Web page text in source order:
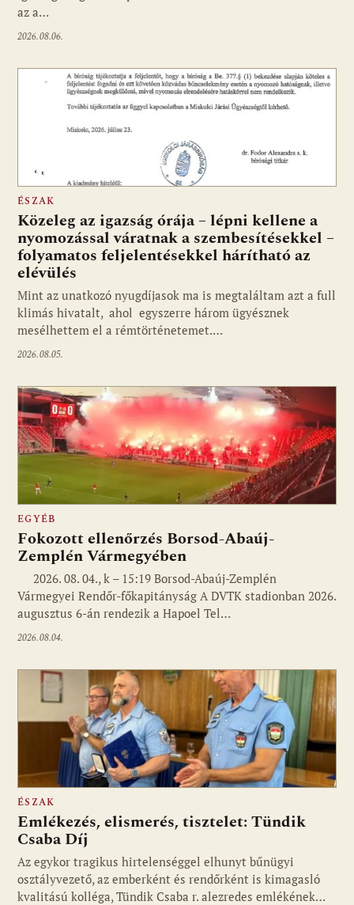
az a…
2026.08.06.
ÉSZAK
Közeleg az igazság órája – lépni kellene a
nyomozással váratnak a szembesítésekkel –
folyamatos feljelentésekkel hárítható az
elévülés
Mint az unatkozó nyugdíjasok ma is megtaláltam azt a full
klimás hivatalt, ahol egyszerre három ügyésznek
mesélhettem el a rémtörténetemet.…
2026.08.05.
EGYÉB
Fokozott ellenőrzés Borsod-Abaúj-
Zemplén Vármegyében
2026. 08. 04., k – 15:19 Borsod-Abaúj-Zemplén
Vármegyei Rendőr-főkapitányság A DVTK stadionban 2026.
augusztus 6-án rendezik a Hapoel Tel…
2026.08.04.
ÉSZAK
Emlékezés, elismerés, tisztelet: Tündik
Csaba Díj
Az egykor tragikus hirtelenséggel elhunyt bűnügyi
osztályvezető, az emberként és rendőrként is kimagasló
kvalitású kolléga, Tündik Csaba r. alezredes emlékének…